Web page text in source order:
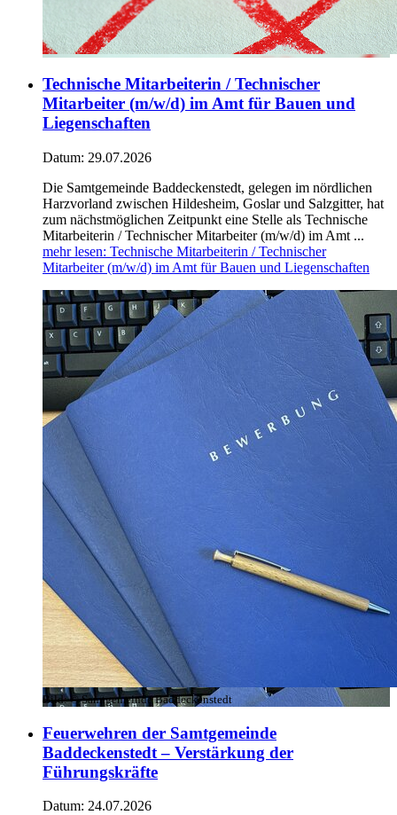
Technische Mitarbeiterin / Technischer
Mitarbeiter (m/w/d) im Amt für Bauen und
Liegenschaften
Datum: 29.07.2026
Die Samtgemeinde Baddeckenstedt, gelegen im nördlichen
Harzvorland zwischen Hildesheim, Goslar und Salzgitter, hat
zum nächstmöglichen Zeitpunkt eine Stelle als Technische
Mitarbeiterin / Technischer Mitarbeiter (m/w/d) im Amt ...
mehr lesen: Technische Mitarbeiterin / Technischer
Mitarbeiter (m/w/d) im Amt für Bauen und Liegenschaften
Bild:© Samtgemeinde Baddeckenstedt
Feuerwehren der Samtgemeinde
Baddeckenstedt – Verstärkung der
Führungskräfte
Datum: 24.07.2026